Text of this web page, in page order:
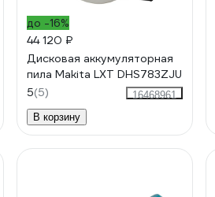
до -16%
44 120 ₽
Дисковая аккумуляторная
пила Makita LXT DHS783ZJU
5(5)
16468961
В корзину